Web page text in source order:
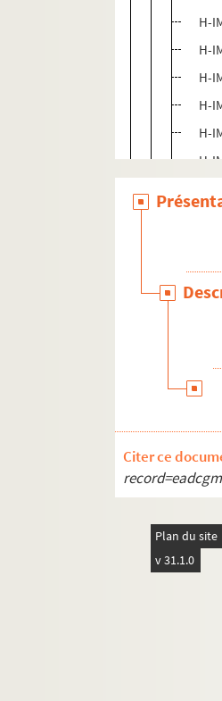
H-
H-
H-
H-
H-
H-
H-
H-
H-
H-
H-
H-
H-
H-
H-
Citer ce
Plan du site
v 31.1.0